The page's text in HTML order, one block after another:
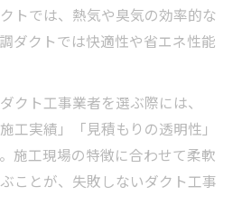
トでは、熱気や臭気の効率的な
ダクトでは快適性や省エネ性能
クト工事業者を選ぶ際には、
工実績」「見積もりの透明性」
施工現場の特徴に合わせて柔軟
ことが、失敗しないダクト工事